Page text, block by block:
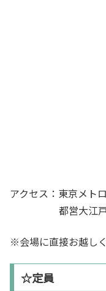
アクセス：東京メト
都営大江戸線「
※会場に直接お越しく
☆定員